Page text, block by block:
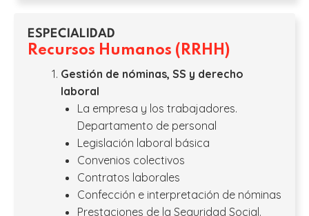
ESPECIALIDAD
Recursos Humanos (RRHH)
Gestión de nóminas, SS y derecho
laboral
La empresa y los trabajadores.
Departamento de personal
Legislación laboral básica
Convenios colectivos
Contratos laborales
Confección e interpretación de nóminas
Prestaciones de la Seguridad Social.